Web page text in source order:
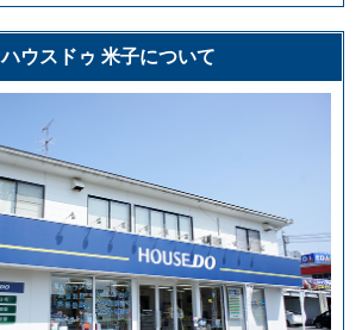
ハウスドゥ 米子について